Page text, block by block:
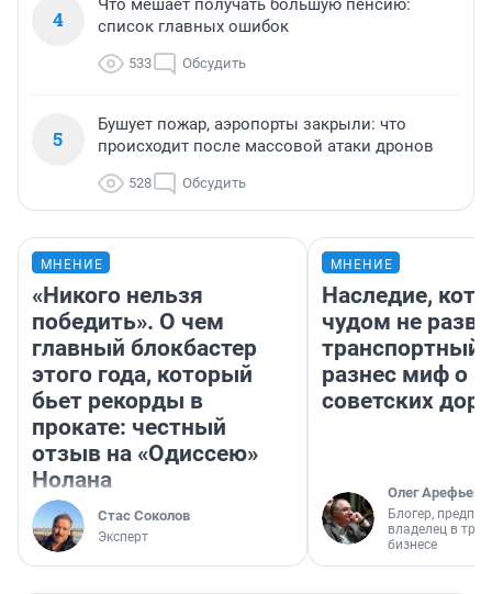
4
Что мешает получать большую пенсию:
список главных ошибок
533 Обсудить
5
Бушует пожар, аэропорты закрыли: что
происходит после массовой атаки дронов
528 Обсудить
МНЕНИЕ
«Никого нельзя
победить». О чем
главный блокбастер
этого года, который
бьет рекорды в
прокате: честный
отзыв на «Одиссею»
Нолана
Стас Соколов
Эксперт
МНЕНИЕ
Наследие,
чудом не
транспортный
разнес миф о
советских
Олег Арефьев
Блогер,
владелец в
бизнесе